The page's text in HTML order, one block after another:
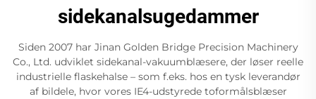
sidekanalsugedammer
Siden 2007 har Jinan Golden Bridge Precision Machinery
Co., Ltd. udviklet sidekanal-vakuumblæsere, der løser reelle
industrielle flaskehalse – som f.eks. hos en tysk leverandør
af bildele, hvor vores IE4-udstyrede toformålsblæser